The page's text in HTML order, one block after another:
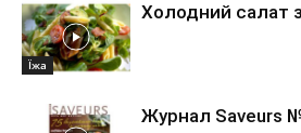
Їжа
Холодний салат
Журнал Saveurs